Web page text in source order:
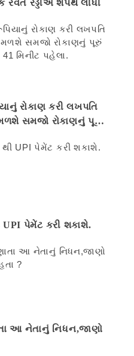
રેવંત રેડ્ડીએ શપથ લીધી
રોકાણ કરી લખપતિ
સમજો રોકાણનું પૂરું
UPI પેમેંટ કરી શકાશે.
આ નેતાનું નિધન,જાણો